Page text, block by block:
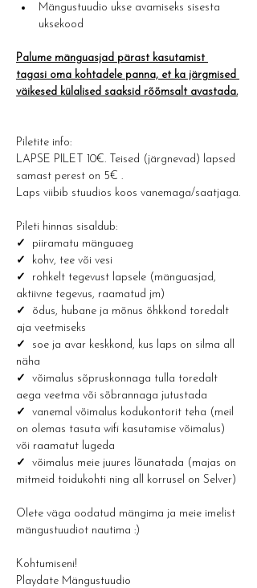
Mängustuudio ukse avamiseks sisesta
uksekood
Palume mänguasjad pärast kasutamist
tagasi oma kohtadele panna, et ka järgmised
väikesed külalised saaksid rõõmsalt avastada.
Piletite info:
LAPSE PILET 10€. Teised (järgnevad) lapsed
samast perest on 5€ .
Laps viibib stuudios koos vanemaga/saatjaga.
Pileti hinnas sisaldub:
✓
piiramatu mänguaeg
✓ kohv, tee või vesi
✓ rohkelt tegevust lapsele (mänguasjad,
aktiivne tegevus, raamatud jm)
✓ õdus, hubane ja mõnus õhkkond toredalt
aja veetmiseks
✓ soe ja avar keskkond, kus laps on silma all
näha
✓ võimalus sõpruskonnaga tulla toredalt
aega veetma või sõbrannaga jutustada
✓ vanemal võimalus kodukontorit teha (meil
on olemas tasuta wifi kasutamise võimalus)
või raamatut lugeda
✓ võimalus meie juures lõunatada (majas on
mitmeid toidukohti ning all korrusel on Selver)
Olete väga oodatud mängima ja meie imelist
mängustuudiot nautima :)
Kohtumiseni!
Playdate Mängustuudio